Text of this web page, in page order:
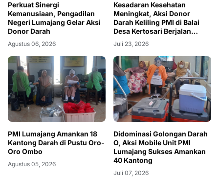
Perkuat Sinergi
Kemanusiaan, Pengadilan
Negeri Lumajang Gelar Aksi
Donor Darah
Agustus 06, 2026
Kesadaran Kesehatan
Meningkat, Aksi Donor
Darah Keliling PMI di Balai
Desa Kertosari Berjalan
Sukses
Juli 23, 2026
PMI Lumajang Amankan 18
Kantong Darah di Pustu Oro-
Oro Ombo
Agustus 05, 2026
Didominasi Golongan Darah
O, Aksi Mobile Unit PMI
Lumajang Sukses Amankan
40 Kantong
Juli 07, 2026